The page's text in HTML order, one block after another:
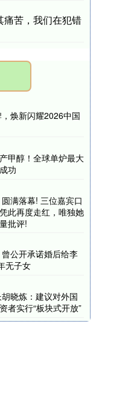
痛苦，我们在犯错
焕新闪耀2026中国
甲醇！全球单炉最大
功
满落幕! 三位嘉宾口
此再度走红，唯独她
批评!
公开承诺婚后给李
无子女
晓炼：建议对外国
者实行“板块式开放”